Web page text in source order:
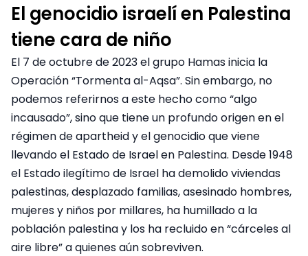
El genocidio israelí en Palestina
tiene cara de niño
El 7 de octubre de 2023 el grupo Hamas inicia la
Operación “Tormenta al-Aqsa”. Sin embargo, no
podemos referirnos a este hecho como “algo
incausado”, sino que tiene un profundo origen en el
régimen de apartheid y el genocidio que viene
llevando el Estado de Israel en Palestina. Desde 1948
el Estado ilegítimo de Israel ha demolido viviendas
palestinas, desplazado familias, asesinado hombres,
mujeres y niños por millares, ha humillado a la
población palestina y los ha recluido en “cárceles al
aire libre” a quienes aún sobreviven.